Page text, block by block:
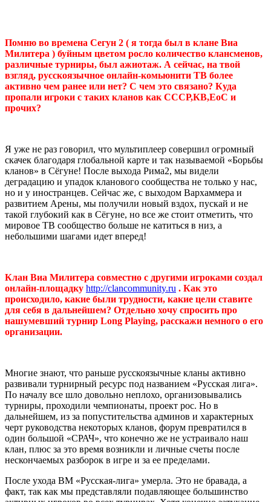
Помню во времена Сегун 2 ( я тогда был в клане Виа
Милитера ) буйным цветом росло количество клансменов,
различные турниры, был ажиотаж. А сейчас, на твой
взгляд, русскоязычное онлайн-комьюнити ТВ более
активно чем ранее или нет? С чем это связано? Куда
пропали игроки с таких кланов как СССР,КВ,ЕоС и
прочих?
Я уже не раз говорил, что мультиплеер совершил огромный
скачек благодаря глобальной карте и так называемой «Борьбы
кланов» в Сёгуне! После выхода Рима2, мы видели
деградацию и упадок кланового сообщества не только у нас,
но и у иностранцев. Сейчас же, с выходом Вархаммера и
развитием Арены, мы получили новый вздох, пускай и не
такой глубокий как в Сёгуне, но все же стоит отметить, что
мировое ТВ сообщество больше не катиться в низ, а
небольшими шагами идет вперед!
Клан Виа Милитера совместно с другими игроками создал
онлайн-площадку http://clancommunity.ru . Как это
происходило, какие были трудности, какие цели ставите
для себя в дальнейшем? Отдельно хочу спросить про
нашумевший турнир Long Playing, расскажи немного о его
организации.
Многие знают, что раньше русскоязычные кланы активно
развивали турнирный ресурс под названием «Русская лига».
По началу все шло довольно неплохо, организовывались
турниры, проходили чемпионаты, проект рос. Но в
дальнейшем, из за попустительства админов и характерных
черт руководства некоторых кланов, форум превратился в
один большой «СРАЧ», что конечно же не устраивало наш
клан, плюс за это время возникли и личные счеты после
нескончаемых разборок в игре и за ее пределами.
После ухода ВМ «Русская-лига» умерла. Это не бравада, а
факт, так как мы представляли подавляющее большинство